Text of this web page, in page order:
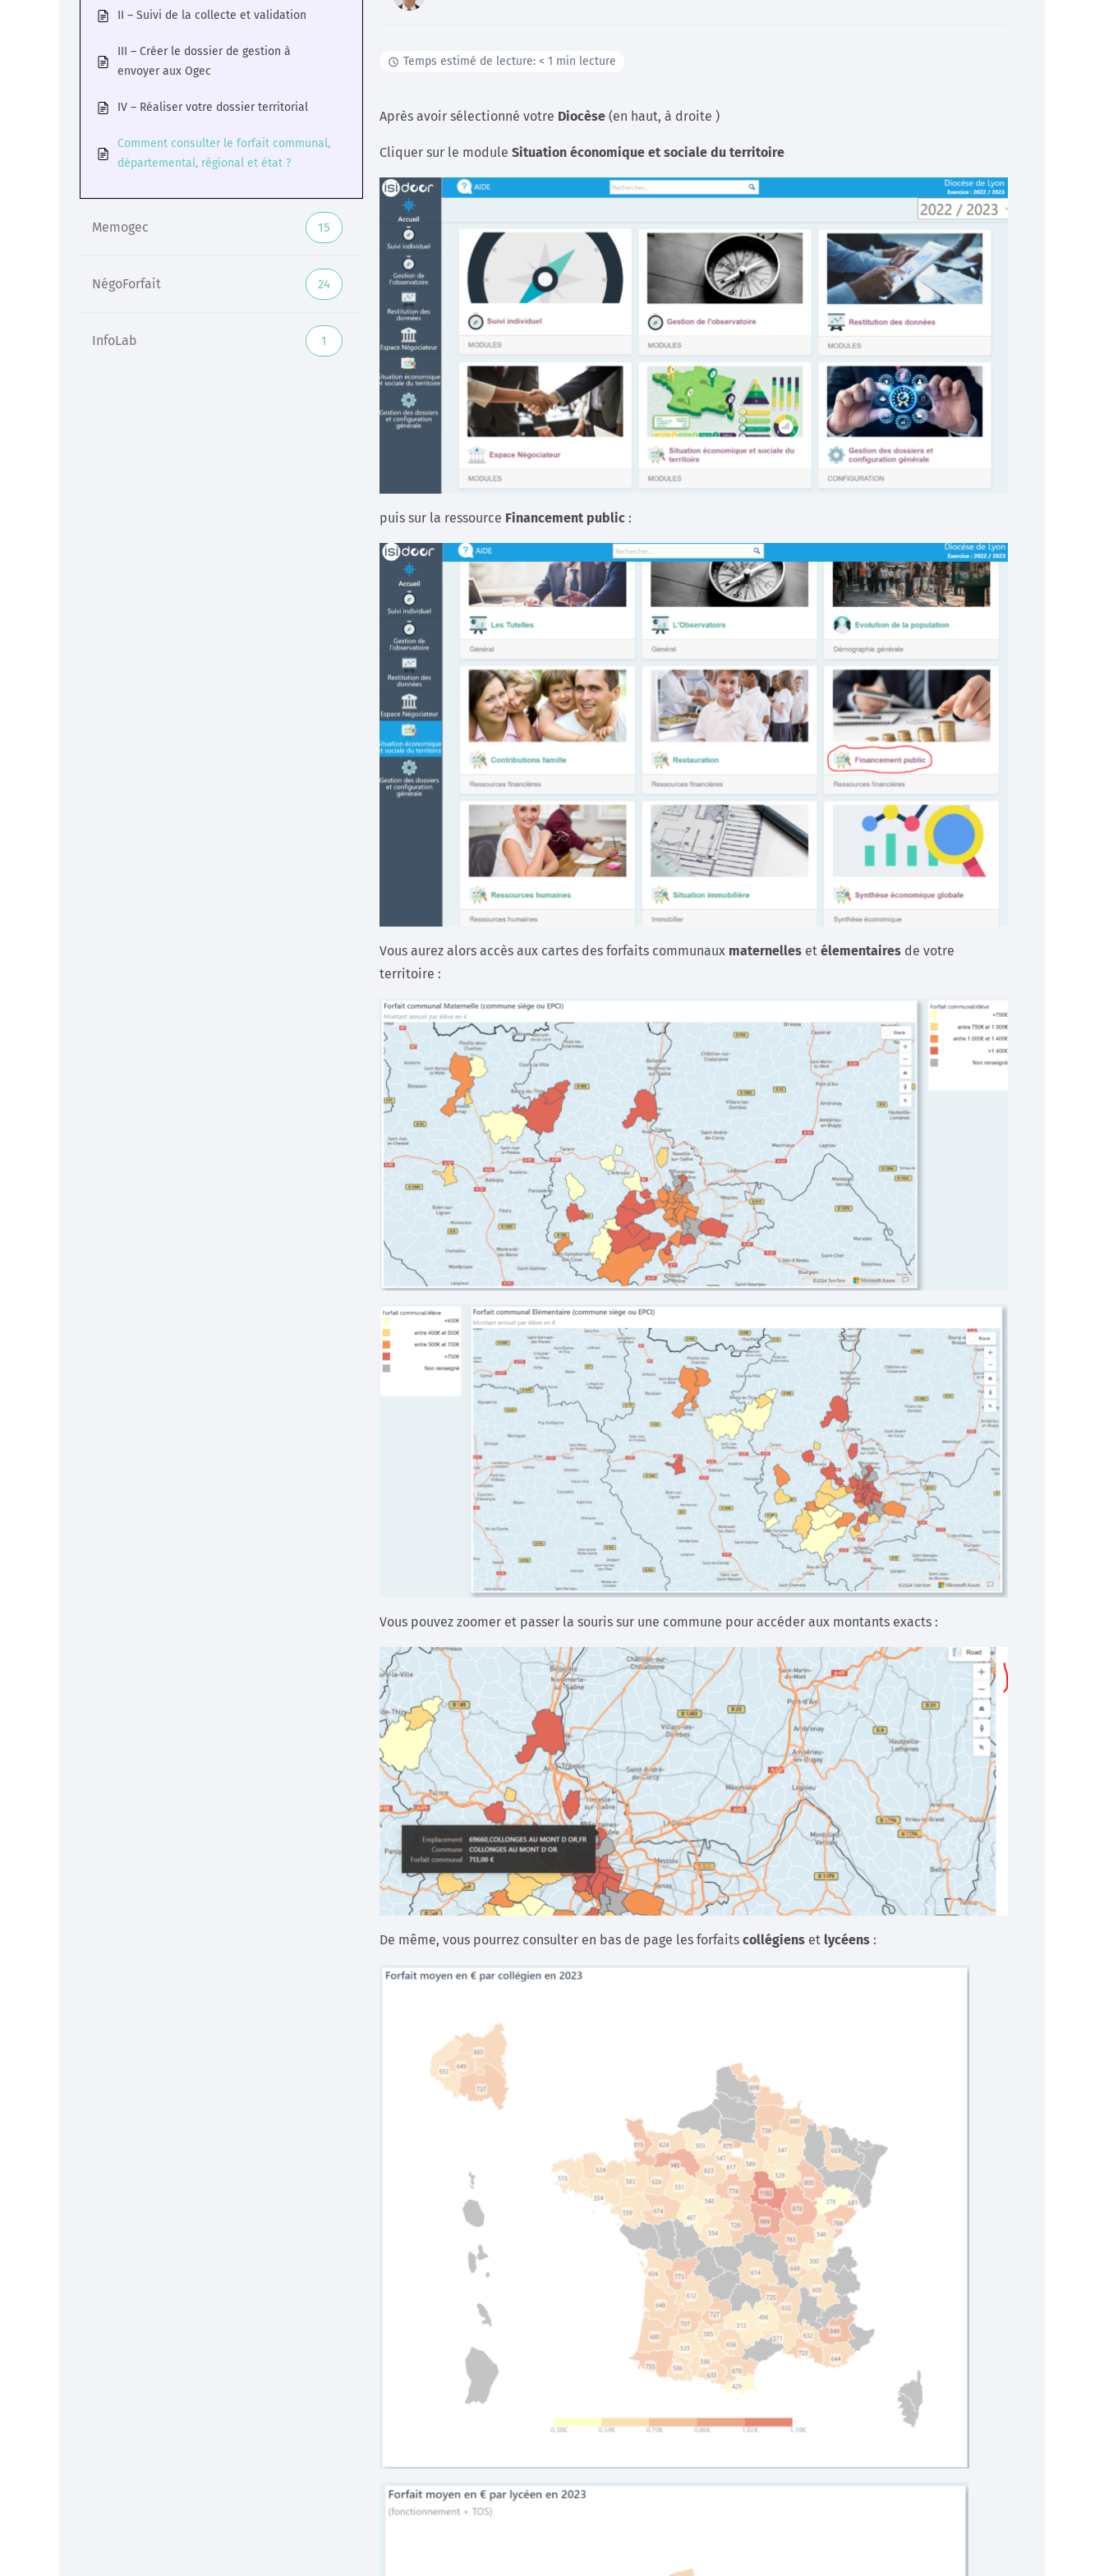
Une veille réglementaire assurée par une équipe
II – Suivi de la collecte et validation
III – Créer le dossier de gestion à
envoyer aux Ogec
IV – Réaliser votre dossier territorial
Comment consulter le forfait communal,
départemental, régional et état ?
Memogec 15
NégoForfait 24
InfoLab 1
Temps estimé de lecture: < 1 min lecture
Après avoir sélectionné votre Diocèse (en haut, à droite )
Cliquer sur le module Situation économique et sociale du territoire
puis sur la ressource Financement public :
Vous aurez alors accès aux cartes des forfaits communaux maternelles et élementaires de votre
territoire :
Vous pouvez zoomer et passer la souris sur une commune pour accéder aux montants exacts :
De même, vous pourrez consulter en bas de page les forfaits collégiens et lycéens :